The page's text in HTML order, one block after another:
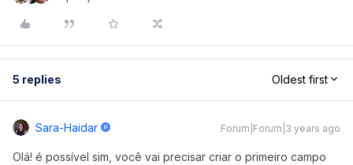
5 replies Oldest first
Sara-Haidar Forum|Forum|3 years ago
Olá! é possível sim, você vai precisar criar o primeiro campo